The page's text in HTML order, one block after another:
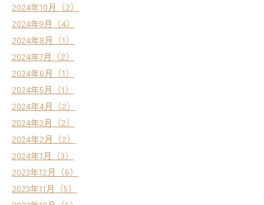
2024年10月（2）
2024年9月（4）
2024年8月（1）
2024年7月（2）
2024年6月（1）
2024年5月（1）
2024年4月（2）
2024年3月（2）
2024年2月（2）
2024年1月（3）
2023年12月（6）
2023年11月（5）